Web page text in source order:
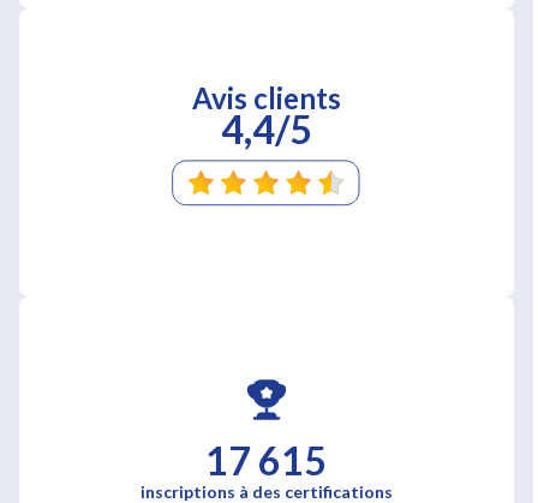
Avis clients
4,4/5
17 615
inscriptions à des certifications